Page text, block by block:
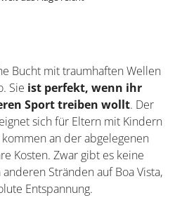
Bucht mit traumhaften Wellen
Sie ist perfekt, wenn ihr
Sport treiben wollt. Der
sich für Eltern mit Kindern
an der abgelegenen
Kosten. Zwar gibt es keine
Stränden auf Boa Vista,
Entspannung.